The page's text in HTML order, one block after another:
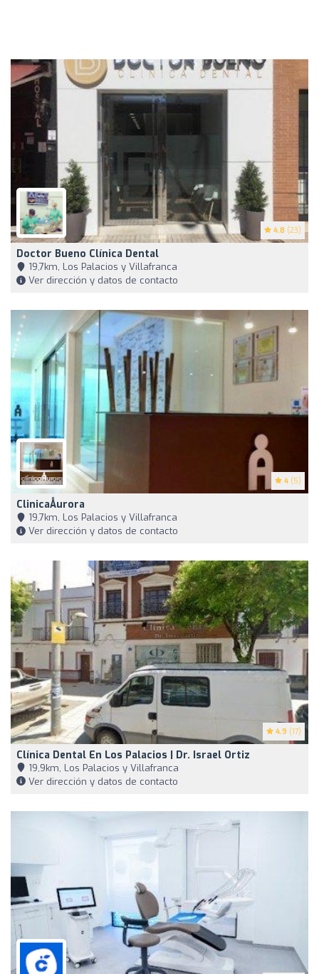
4.8 (23)
Doctor Bueno Clínica Dental
19,7km, Los Palacios y Villafranca
Ver dirección y datos de contacto
4 (5)
ClinicaÅurora
19,7km, Los Palacios y Villafranca
Ver dirección y datos de contacto
4.9 (17)
Clínica Dental En Los Palacios | Dr. Israel Ortiz
19,9km, Los Palacios y Villafranca
Ver dirección y datos de contacto